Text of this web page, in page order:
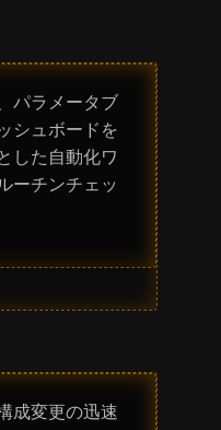
パラメータブ
シュボードを
した自動化ワ
ーチンチェッ
成変更の迅速